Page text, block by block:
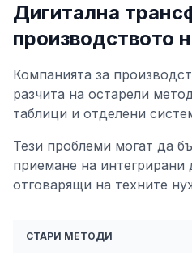
Дигитална
производството
Компанията за
разчита на остарели
таблици и отделени
Тези проблеми могат да
приемане на интегрирани
отговарящи на техните
СТАРИ МЕТОДИ